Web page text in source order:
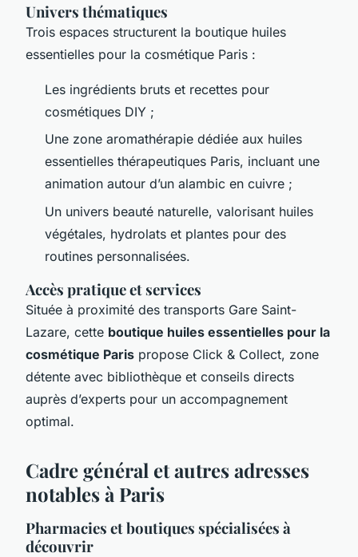
Univers thématiques
Trois espaces structurent la boutique huiles
essentielles pour la cosmétique Paris :
Les ingrédients bruts et recettes pour
cosmétiques DIY ;
Une zone aromathérapie dédiée aux huiles
essentielles thérapeutiques Paris, incluant une
animation autour d’un alambic en cuivre ;
Un univers beauté naturelle, valorisant huiles
végétales, hydrolats et plantes pour des
routines personnalisées.
Accès pratique et services
Située à proximité des transports Gare Saint-
Lazare, cette boutique huiles essentielles pour la
cosmétique Paris propose Click & Collect, zone
détente avec bibliothèque et conseils directs
auprès d’experts pour un accompagnement
optimal.
Cadre général et autres adresses
notables à Paris
Pharmacies et boutiques spécialisées à
découvrir